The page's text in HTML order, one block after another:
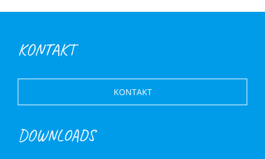
KONTAKT
KONTAKT
DOWNLOADS